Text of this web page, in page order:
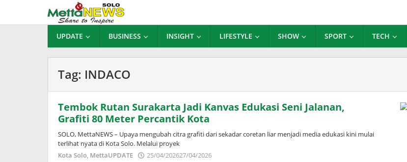
konten
UPDATE BUSINESS INSIGHT LIFESTYLE SHOW SPORT TECH
Tag: INDACO
Tembok Rutan Surakarta Jadi Kanvas Edukasi Seni Jalanan,
Grafiti 80 Meter Percantik Kota
SOLO, MettaNEWS – Upaya mengubah citra grafiti dari sekadar coretan liar menjadi media edukasi kini mulai
terlihat nyata di Kota Solo. Melalui proyek
Kota Solo, MettaUPDATE 25/04/202627/04/2026